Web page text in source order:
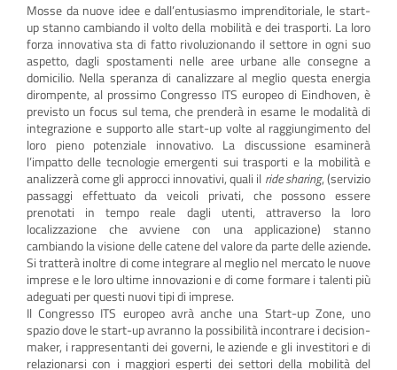
Mosse da nuove idee e dall’entusiasmo imprenditoriale, le start-
up stanno cambiando il volto della mobilità e dei trasporti. La loro
forza innovativa sta di fatto rivoluzionando il settore in ogni suo
aspetto, dagli spostamenti nelle aree urbane alle consegne a
domicilio. Nella speranza di canalizzare al meglio questa energia
dirompente, al prossimo Congresso ITS europeo di Eindhoven, è
previsto un focus sul tema, che prenderà in esame le modalità di
integrazione e supporto alle start-up volte al raggiungimento del
loro pieno potenziale innovativo. La discussione esaminerà
l’impatto delle tecnologie emergenti sui trasporti e la mobilità e
analizzerà come gli approcci innovativi, quali il ride sharing, (servizio
passaggi effettuato da veicoli privati, che possono essere
prenotati in tempo reale dagli utenti, attraverso la loro
localizzazione che avviene con una applicazione) stanno
cambiando la visione delle catene del valore da parte delle aziende.
Si tratterà inoltre di come integrare al meglio nel mercato le nuove
imprese e le loro ultime innovazioni e di come formare i talenti più
adeguati per questi nuovi tipi di imprese.
Il Congresso ITS europeo avrà anche una Start-up Zone, uno
spazio dove le start-up avranno la possibilità incontrare i decision-
maker, i rappresentanti dei governi, le aziende e gli investitori e di
relazionarsi con i maggiori esperti dei settori della mobilità del